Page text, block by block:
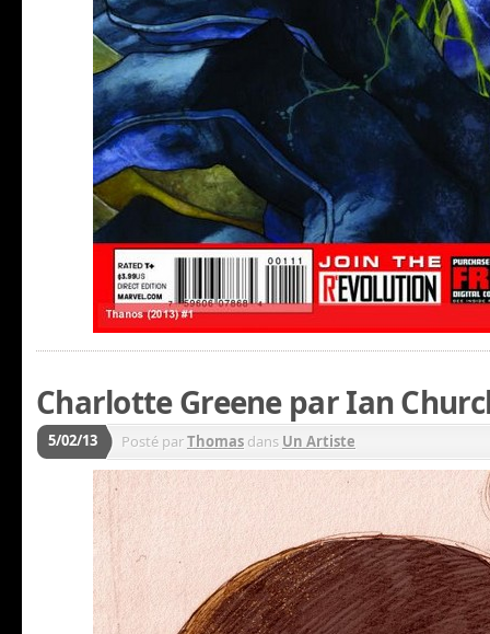
Charlotte Greene par Ian
5/02/13 Posté parThomas dans Un Artiste